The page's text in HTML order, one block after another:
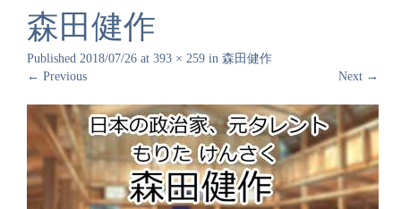
森田健作
Published 2018/07/26 at 393 × 259 in 森田健作
← Previous Next →